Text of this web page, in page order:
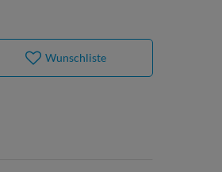
Wunschliste